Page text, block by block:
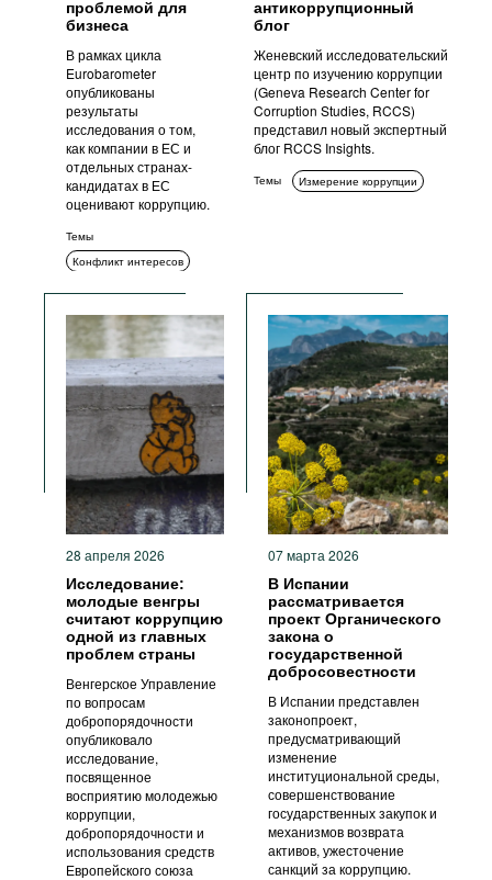
проблемой для
бизнеса
В рамках цикла
Eurobarometer
опубликованы
результаты
исследования о том,
как компании в ЕС и
отдельных странах-
кандидатах в ЕС
оценивают коррупцию.
Темы
Конфликт интересов
Измерение коррупции
Социальный контекст
Коррупция в сфере
государственных
закупок
антикоррупционный
блог
Женевский исследовательский
центр по изучению коррупции
(Geneva Research Center for
Corruption Studies, RCCS)
представил новый экспертный
блог RCCS Insights.
Темы Измерение коррупции
28 апреля 2026
Исследование:
молодые венгры
считают коррупцию
одной из главных
проблем страны
Венгерское Управление
по вопросам
добропорядочности
опубликовало
исследование,
посвященное
восприятию молодежью
коррупции,
добропорядочности и
использования средств
Европейского союза
07 марта 2026
В Испании
рассматривается
проект Органического
закона о
государственной
добросовестности
В Испании представлен
законопроект,
предусматривающий
изменение
институциональной среды,
совершенствование
государственных закупок и
механизмов возврата
активов, ужесточение
санкций за коррупцию.